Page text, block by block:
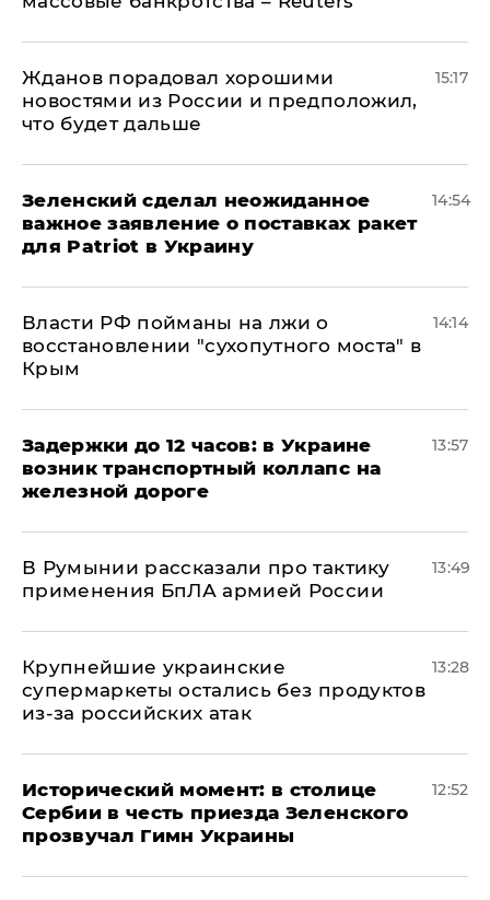
Жданов порадовал хорошими
новостями из России и предположил,
что будет дальше
15:17
Зеленский сделал неожиданное
важное заявление о поставках ракет
для Patriot в Украину
14:54
Власти РФ пойманы на лжи о
восстановлении "сухопутного моста" в
Крым
14:14
Задержки до 12 часов: в Украине
возник транспортный коллапс на
железной дороге
13:57
В Румынии рассказали про тактику
применения БпЛА армией России
13:49
Крупнейшие украинские
супермаркеты остались без продуктов
из-за российских атак
13:28
Исторический момент: в столице
Сербии в честь приезда Зеленского
прозвучал Гимн Украины
12:52